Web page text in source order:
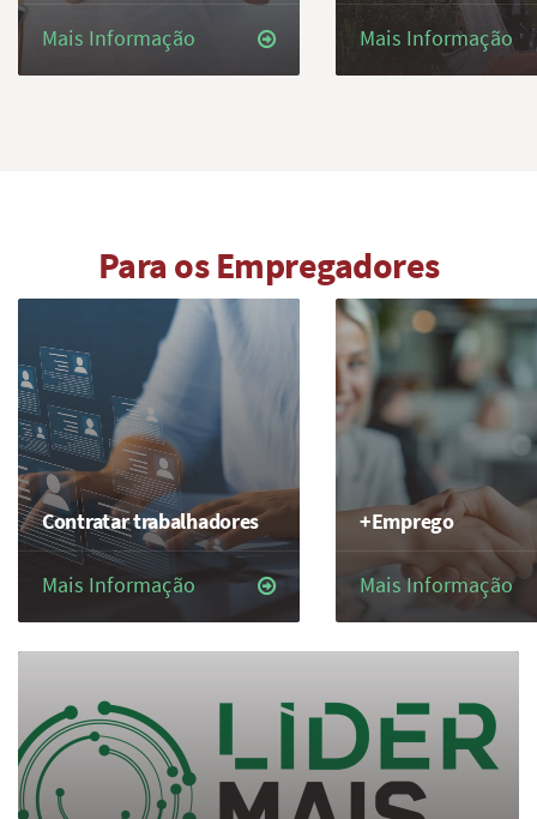
Mais Informação Mais Informação
Para os Empregadores
Contratar trabalhadores
Mais Informação
+Emprego
Mais Informação